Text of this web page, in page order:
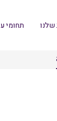
שלנו תחומי